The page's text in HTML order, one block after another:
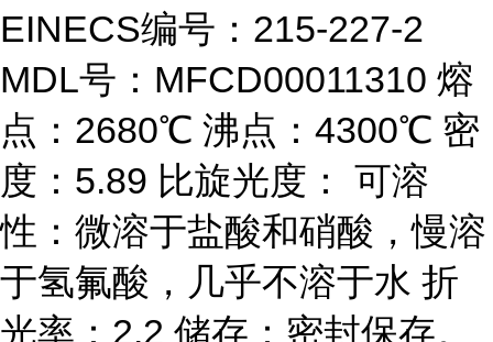
EINECS编号：215-227-2
MDL号：MFCD00011310 熔
点：2680℃ 沸点：4300℃ 密
度：5.89 比旋光度： 可溶
性：微溶于盐酸和硝酸，慢溶
于氢氟酸，几乎不溶于水 折
光率：2.2 储存：密封保存。